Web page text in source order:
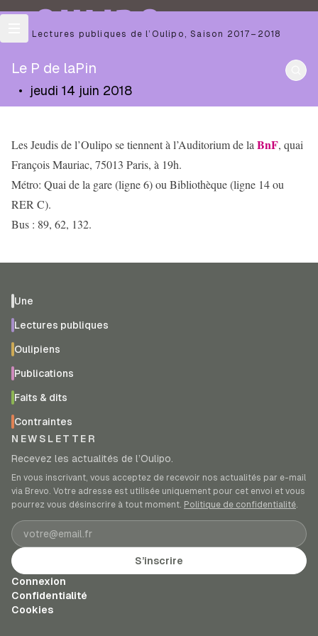
OULIPO
Les Lectures publiques de l’Oulipo ,Saison 2017–2018
Le P de laPin
• jeudi 14 juin 2018
Les Jeudis de l’Oulipo se tiennent à l’Auditorium de la BnF, quai
François Mauriac, 75013 Paris, à 19h.
Métro: Quai de la gare (ligne 6) ou Bibliothèque (ligne 14 ou
RER C).
Bus : 89, 62, 132.
Une
Lectures publiques
Oulipiens
Publications
Faits & dits
Contraintes
NEWSLETTER
Recevez les actualités de l’Oulipo.
En vous inscrivant, vous acceptez de recevoir nos actualités par e-mail
via Brevo. Votre adresse est utilisée uniquement pour cet envoi et vous
pourrez vous désinscrire à tout moment. Politique de confidentialité.
Adresse e-mail
S’inscrire
Connexion
Confidentialité
Cookies